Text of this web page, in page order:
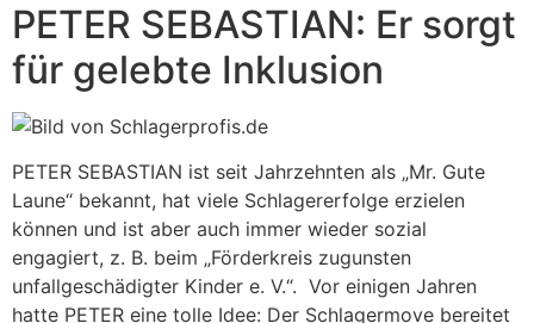
PETER SEBASTIAN: Er sorgt
für gelebte Inklusion
PETER SEBASTIAN ist seit Jahrzehnten als „Mr. Gute
Laune“ bekannt, hat viele Schlagererfolge erzielen
können und ist aber auch immer wieder sozial
engagiert, z. B. beim „Förderkreis zugunsten
unfallgeschädigter Kinder e. V.“. Vor einigen Jahren
hatte PETER eine tolle Idee: Der Schlagermove bereitet